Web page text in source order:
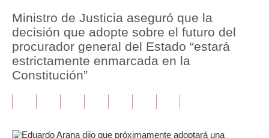
Política
Tu Dinero
Finanzas Personales
Plus G
Opinión
Ministro de Justicia aseguró que la
decisión que adopte sobre el futuro del
procurador general del Estado “estará
estrictamente enmarcada en la
Constitución”